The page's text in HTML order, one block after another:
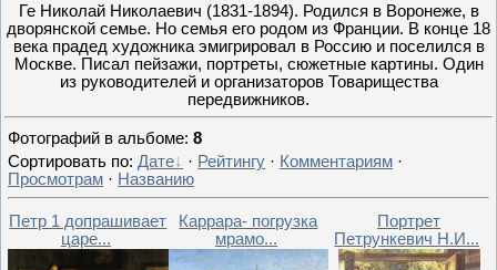
Ге Николай Николаевич (1831-1894). Родился в Воронеже, в
дворянской семье. Но семья его родом из Франции. В конце 18
века прадед художника эмигрировал в Россию и поселился в
Москве. Писал пейзажи, портреты, сюжетные картины. Один
из руководителей и организаторов Товарищества
передвижников.
Фотографий в альбоме: 8
Сортировать по: Дате · Рейтингу · Комментариям ·
Просмотрам · Названию
Петр 1 допрашивает
царе...
Каррара- погрузка
мрамо...
Портрет
Петрункевич Н.И...